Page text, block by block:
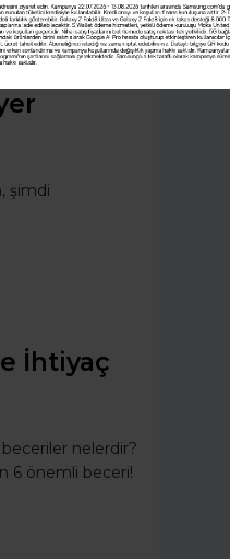
şimdi
İhtiyaç
nelerdir?
6 önemli beceri!